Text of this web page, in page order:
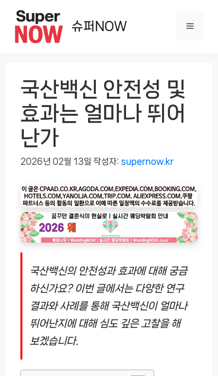
슈퍼NOW 메
국산백신 안전성 및
효과는 얼마나 뛰어
난가
2026년 02월 13일 작성자: supernow.kr
국산백신의 안전성과 효과에 대해 궁금
하신가요? 이번 글에서는 다양한 연구
결과와 사례를 통해 국산백신이 얼마나
뛰어난지에 대해 심도 깊은 고찰을 해
보겠습니다.